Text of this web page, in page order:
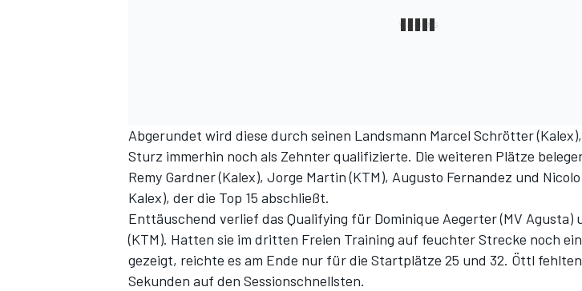
Abgerundet wird diese durch seinen Landsmann Marcel Schrötter
Sturz immerhin noch als Zehnter qualifizierte. Die weiteren Plätze
Remy Gardner (Kalex), Jorge Martin (KTM), Augusto Fernandez und
Kalex), der die Top 15 abschließt.
Enttäuschend verlief das Qualifying für Dominique Aegerter (MV Agusta)
(KTM). Hatten sie im dritten Freien Training auf feuchter Strecke noch
gezeigt, reichte es am Ende nur für die Startplätze 25 und 32. Öttl fehlten
Sekunden auf den Sessionschnellsten.